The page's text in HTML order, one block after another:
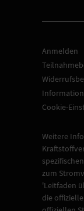
Anmelden
Cookie-
Weitere
zum
'Leitfaden
die